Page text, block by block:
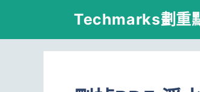
Techmarks劃重